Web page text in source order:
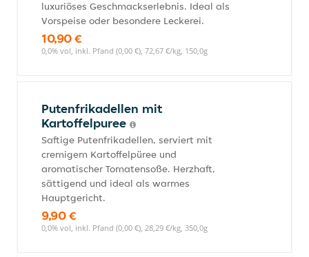
luxuriöses Geschmackserlebnis. Ideal als
Vorspeise oder besondere Leckerei.
10,90 €
0,0% vol, inkl. Pfand (0,00 €), 72,67 €/kg, 150,0g
Putenfrikadellen mit
Kartoffelpuree
Saftige Putenfrikadellen, serviert mit
cremigem Kartoffelpüree und
aromatischer Tomatensoße. Herzhaft,
sättigend und ideal als warmes
Hauptgericht.
9,90 €
0,0% vol, inkl. Pfand (0,00 €), 28,29 €/kg, 350,0g